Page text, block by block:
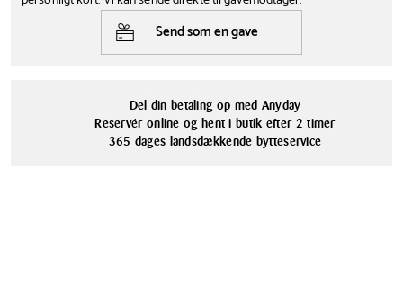
Måler (BxHxD): 50,8 x 50,8 x 7,4 cm
Dybde Farve
Sølv
Send som en gave
Del din betaling op med Anyday
Reservér online og hent i butik efter 2 timer
365 dages landsdækkende bytteservice